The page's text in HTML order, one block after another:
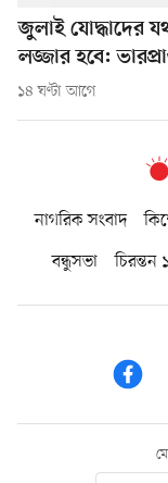
জুলাই যোদ্ধাদের
লজ্জার হবে:
১৪ ঘণ্টা আগে
নাগরিক সংবাদ
বন্ধুসভা
চিরন্তন